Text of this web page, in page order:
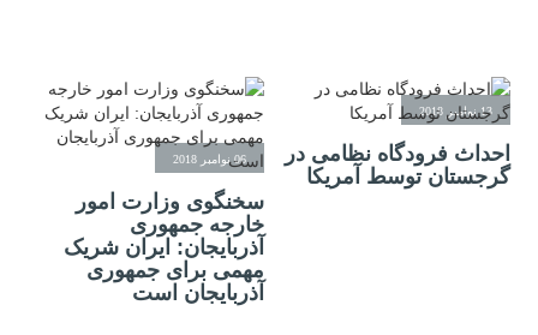
13 نوامبر 2018
احداث فرودگاه نظامی در
گرجستان توسط آمریکا
06 نوامبر 2018
سخنگوی وزارت امور
خارجه جمهوری
آذربایجان: ایران شریک
مهمی برای جمهوری
آذربایجان است